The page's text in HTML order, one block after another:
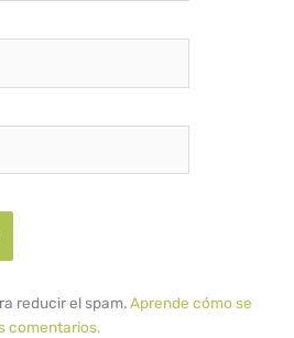
reducir el spam.Aprende cómo se
comentarios.